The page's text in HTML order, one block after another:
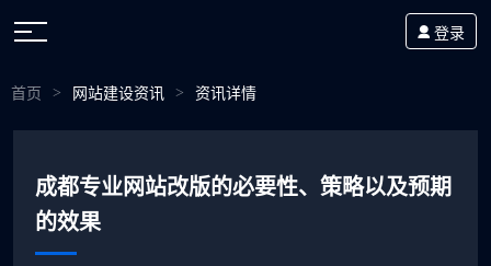
登录
首页 > 网站建设资讯 > 资讯详情
成都专业网站改版的必要性、策略以及预期
的效果